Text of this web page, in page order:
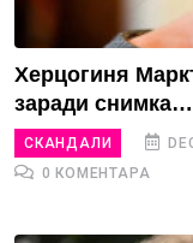
Херцогиня
заради снимка…
СКАНДАЛИ
0 КОМЕНТАРА